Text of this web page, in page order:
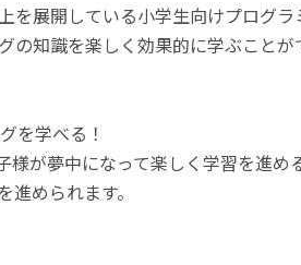
展開している小学生向けプログラ
知識を楽しく効果的に学ぶことが
を学べる！
が夢中になって楽しく学習を進め
められます。